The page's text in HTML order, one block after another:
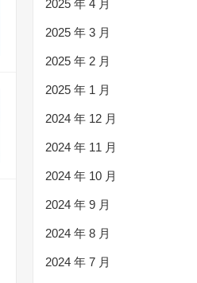
2025 年 4 月
2025 年 3 月
2025 年 2 月
2025 年 1 月
2024 年 12 月
2024 年 11 月
2024 年 10 月
2024 年 9 月
2024 年 8 月
2024 年 7 月